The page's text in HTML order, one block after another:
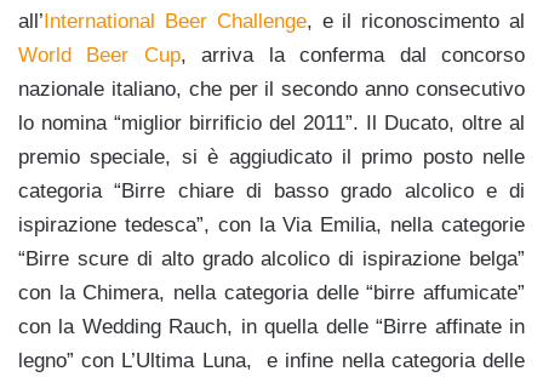
all’International Beer Challenge, e il riconoscimento al
World Beer Cup, arriva la conferma dal concorso
nazionale italiano, che per il secondo anno consecutivo
lo nomina “miglior birrificio del 2011”. Il Ducato, oltre al
premio speciale, si è aggiudicato il primo posto nelle
categoria “Birre chiare di basso grado alcolico e di
ispirazione tedesca”, con la Via Emilia, nella categorie
“Birre scure di alto grado alcolico di ispirazione belga”
con la Chimera, nella categoria delle “birre affumicate”
con la Wedding Rauch, in quella delle “Birre affinate in
legno” con L’Ultima Luna, e infine nella categoria delle